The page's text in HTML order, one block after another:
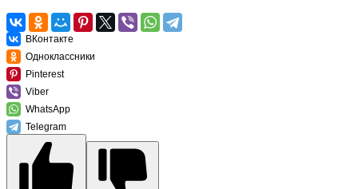
ВКонтакте
Одноклассники
Pinterest
Viber
WhatsApp
Telegram